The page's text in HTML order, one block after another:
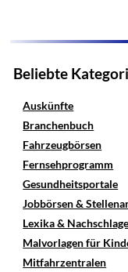
Beliebte
Auskünfte
Branchenbuch
Fahrzeugbörsen
Fernsehprogramm
Gesundheitsportale
Jobbörsen &
Lexika &
Malvorlagen für
Mitfahrzentralen